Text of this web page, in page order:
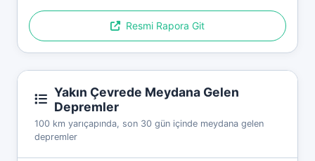
Resmi Rapora Git
Yakın Çevrede Meydana Gelen
Depremler
100 km yarıçapında, son 30 gün içinde meydana gelen
depremler